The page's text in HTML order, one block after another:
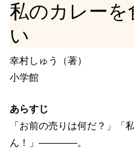
私のカレーを
い
幸村しゅう（著）
小学館
あらすじ
「お前の売りは何だ？」「
ん！」――――。